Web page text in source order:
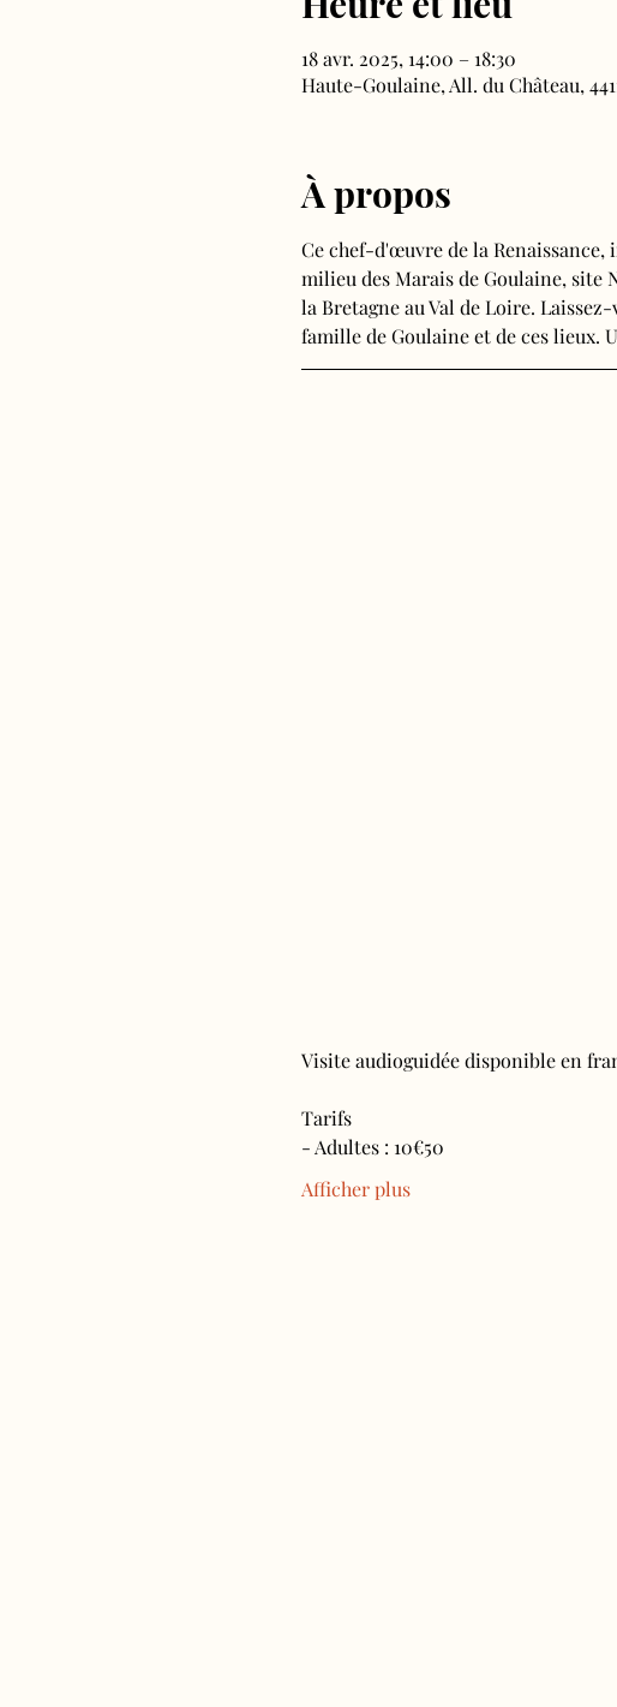
18 avr. 2025, 14:00 – 18:30
Haute-Goulaine, All. du Château,
À propos
Ce chef-d'œuvre de la
milieu des Marais de Goulaine,
la Bretagne au Val de Loire.
famille de Goulaine et de ces lieux.
Visite audioguidée disponible en
Tarifs
- Adultes : 10€50
Afficher plus